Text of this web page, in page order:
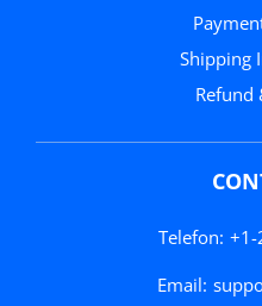
Telefon: +1-
Email: